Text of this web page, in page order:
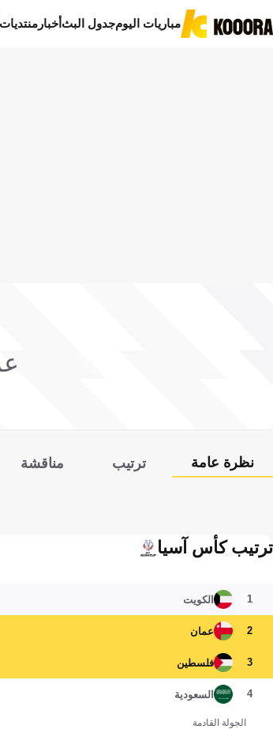
مباريات اليومجدول البثأخبار
نظرة عامة ترتيب مناقشة
ترتيب كأس آسيا
1 الكويت
2 عمان
3 فلسطين
4 السعودية
الجولة القادمة